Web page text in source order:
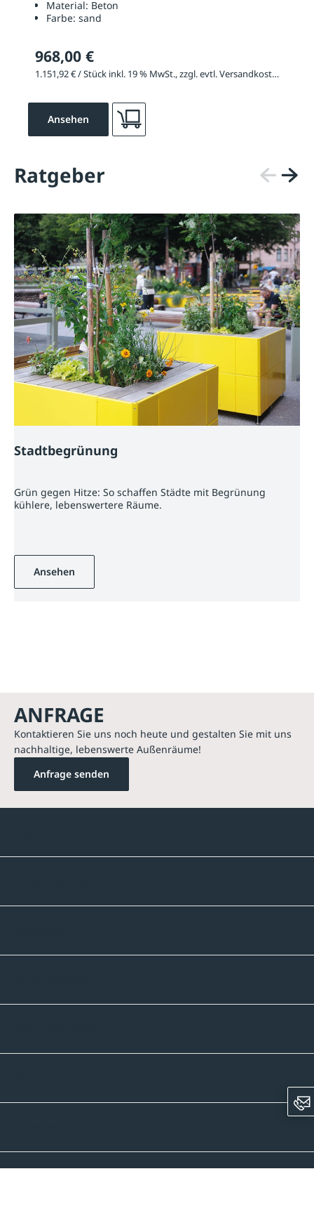
Material: Beton
Farbe: sand
968,00 €
1.151,92 € / Stück inkl. 19 % MwSt., zzgl. evtl. Versandkosten
Ansehen
Ratgeber
Stadtbegrünung
Grün gegen Hitze: So schaffen Städte mit Begrünung
kühlere, lebenswertere Räume.
Ansehen
ANFRAGE
Kontaktieren Sie uns noch heute und gestalten Sie mit uns
nachhaltige, lebenswerte Außenräume!
Anfrage senden